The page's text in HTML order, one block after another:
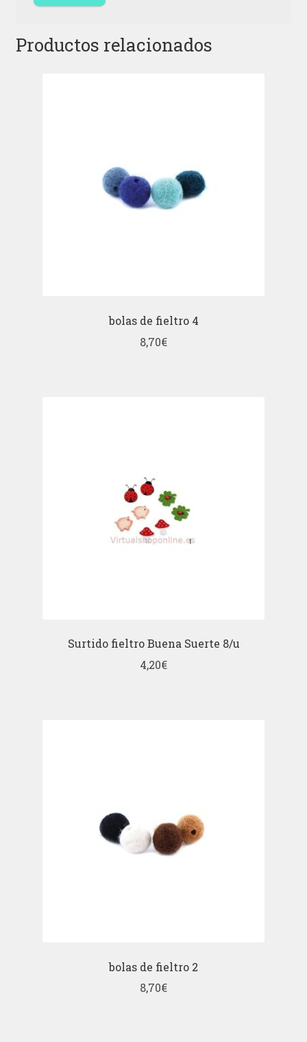
Productos relacionados
bolas de fieltro 4
8,70€
Surtido fieltro Buena Suerte 8/u
4,20€
bolas de fieltro 2
8,70€